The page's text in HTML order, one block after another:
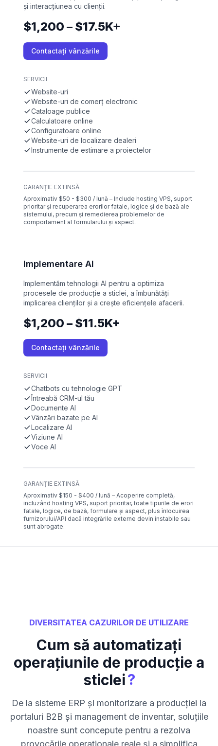
și interacțiunea cu clienții.
$1,200 – $17.5K+
Contactați vânzările
SERVICII
Website-uri
Website-uri de comerț electronic
Cataloage publice
Calculatoare online
Configuratoare online
Website-uri de localizare dealeri
Instrumente de estimare a proiectelor
GARANȚIE EXTINSĂ
Aproximativ $50 - $300 / lună – Include hosting VPS, suport
prioritar și recuperarea erorilor fatale, logice și de bază ale
sistemului, precum și remedierea problemelor de
comportament al formularului și aspect.
Implementare AI
Implementăm tehnologii AI pentru a optimiza
procesele de producție a sticlei, a îmbunătăți
implicarea clienților și a crește eficiențele afacerii.
$1,200 – $11.5K+
Contactați vânzările
SERVICII
Chatbots cu tehnologie GPT
Întreabă CRM-ul tău
Documente AI
Vânzări bazate pe AI
Localizare AI
Viziune AI
Voce AI
GARANȚIE EXTINSĂ
Aproximativ $150 - $400 / lună – Acoperire completă,
incluzând hosting VPS, suport prioritar, toate tipurile de erori
fatale, logice, de bază, formulare și aspect, plus înlocuirea
furnizorului/API dacă integrările externe devin instabile sau
sunt abrogate.
DIVERSITATEA CAZURILOR DE UTILIZARE
Cum să automatizați
operațiunile de producție a
sticlei?
De la sisteme ERP și monitorizare a producției la
portaluri B2B și management de inventar, soluțiile
noastre sunt concepute pentru a rezolva
provocările operaționale reale și a simplifica